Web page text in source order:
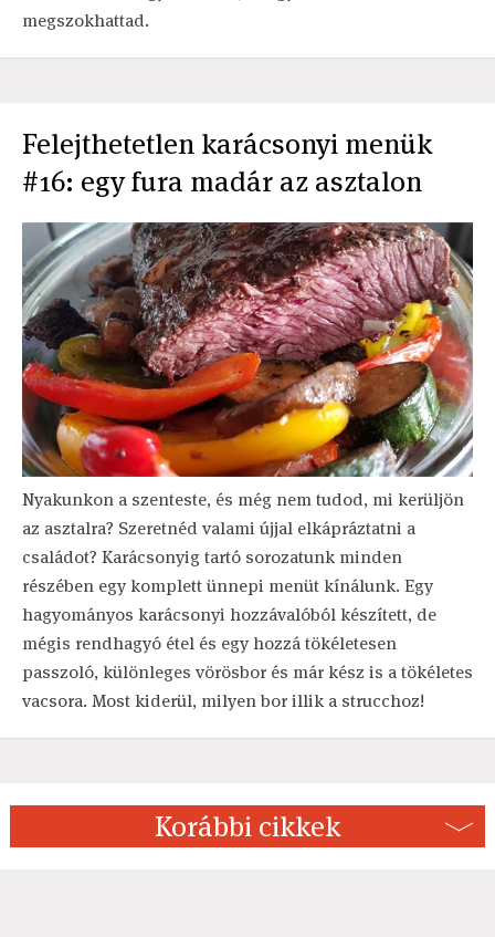
megszokhattad.
Felejthetetlen karácsonyi menük
#16: egy fura madár az asztalon
Nyakunkon a szenteste, és még nem tudod, mi kerüljön
az asztalra? Szeretnéd valami újjal elkápráztatni a
családot? Karácsonyig tartó sorozatunk minden
részében egy komplett ünnepi menüt kínálunk. Egy
hagyományos karácsonyi hozzávalóból készített, de
mégis rendhagyó étel és egy hozzá tökéletesen
passzoló, különleges vörösbor és már kész is a tökéletes
vacsora. Most kiderül, milyen bor illik a strucchoz!
Korábbi cikkek